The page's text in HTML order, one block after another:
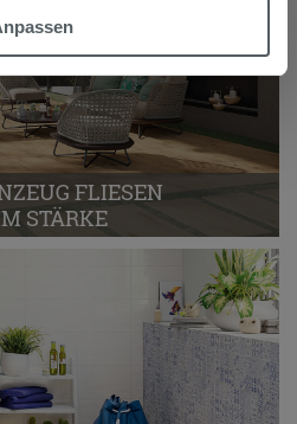
zu allen oder einigen
auf die Schaltfläche
werden. Wenn Sie auf
können Sie das Surfen erst
Cookies fortsetzen.
FLIESEN
STÄRKE